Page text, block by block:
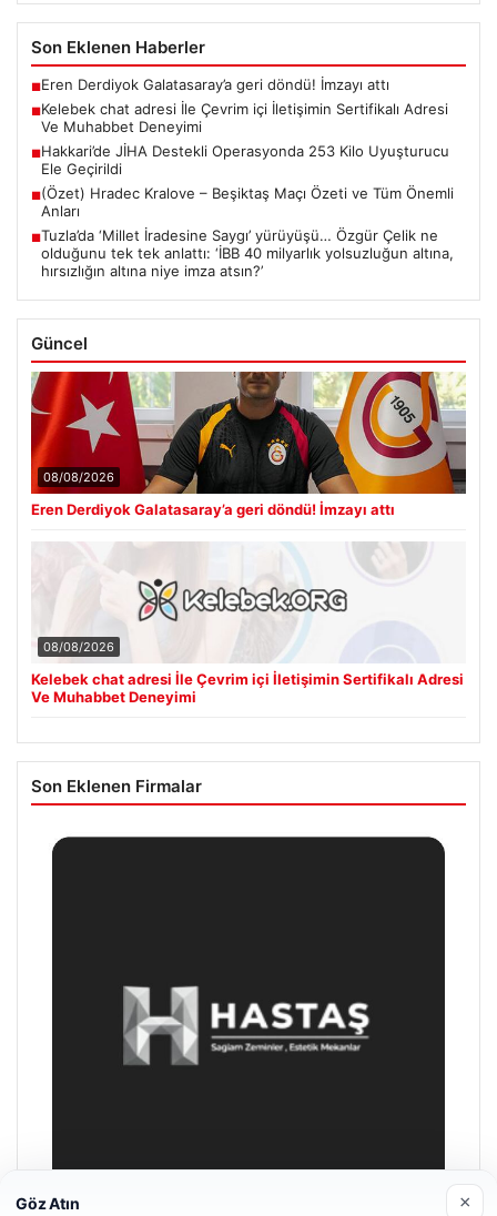
Son Eklenen Haberler
■Eren Derdiyok Galatasaray’a geri döndü! İmzayı attı
■Kelebek chat adresi İle Çevrim içi İletişimin Sertifikalı Adresi
Ve Muhabbet Deneyimi
■Hakkari’de JİHA Destekli Operasyonda 253 Kilo Uyuşturucu
Ele Geçirildi
■(Özet) Hradec Kralove – Beşiktaş Maçı Özeti ve Tüm Önemli
Anları
■Tuzla’da ‘Millet İradesine Saygı’ yürüyüşü… Özgür Çelik ne
olduğunu tek tek anlattı: ‘İBB 40 milyarlık yolsuzluğun altına,
hırsızlığın altına niye imza atsın?’
Güncel
08/08/2026
Eren Derdiyok Galatasaray’a geri döndü! İmzayı attı
08/08/2026
Kelebek chat adresi İle Çevrim içi İletişimin Sertifikalı Adresi
Ve Muhabbet Deneyimi
Son Eklenen Firmalar
Göz Atın ×